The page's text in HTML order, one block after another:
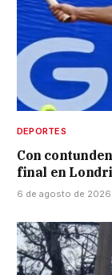
DEPORTES
Con
final en
6 de agosto de 2026